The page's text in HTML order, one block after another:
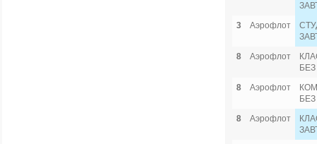
3
Аэрофлот
8
Аэрофлот
8
Аэрофлот
8
Аэрофлот